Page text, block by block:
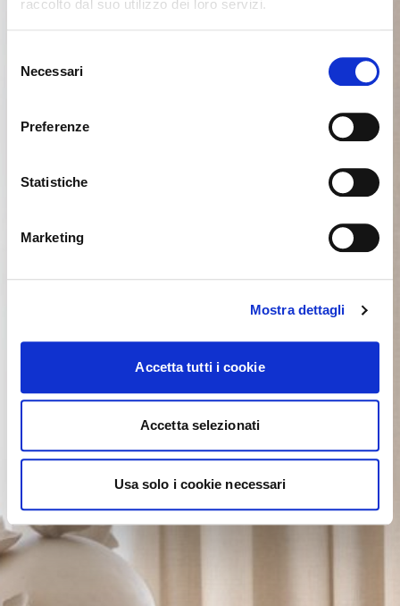
raccolto dal suo utilizzo dei loro servizi.
delNecessari
Preferenze
Statistiche
Marketing
Mostra dettagli
Accetta tutti i cookie
Accetta selezionati
Usa solo i cookie necessari
Seems like you’re browsing from Close
International. Would you like to switch to the site in